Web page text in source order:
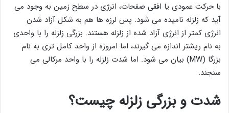
با حرکت عمودی یا افقی صفحات، انرژی در سطح زمین به وجود می
آید که زلزله نامیده می شود. پس لرزه ها هم به شکل آزاد شدن
انرژی کمتر از انرژی آزاد شده از زلزله هستند. بزرگی زلزله را با واحدی
به نام ریشتر اندازه می گیرند، اما امروزه از واحد کامل تری به نام
بزرگا (MW) بیان می شود. اما شدت زلزله را با واحد مرکالی می
سنجند.
شدت و بزرگی زلزله چیست؟